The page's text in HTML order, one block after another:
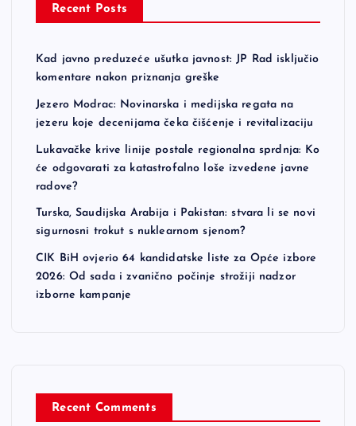
i
n
a
i
o
Recent Posts
Kad javno preduzeće ušutka javnost: JP Rad isključio
komentare nakon priznanja greške
Jezero Modrac: Novinarska i medijska regata na
jezeru koje decenijama čeka čišćenje i revitalizaciju
Lukavačke krive linije postale regionalna sprdnja: Ko
će odgovarati za katastrofalno loše izvedene javne
radove?
Turska, Saudijska Arabija i Pakistan: stvara li se novi
sigurnosni trokut s nuklearnom sjenom?
CIK BiH ovjerio 64 kandidatske liste za Opće izbore
2026: Od sada i zvanično počinje strožiji nadzor
izborne kampanje
Recent Comments